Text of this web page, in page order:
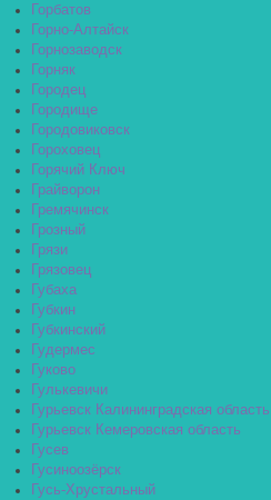
Горбатов
Горно-Алтайск
Горнозаводск
Горняк
Городец
Городище
Городовиковск
Гороховец
Горячий Ключ
Грайворон
Гремячинск
Грозный
Грязи
Грязовец
Губаха
Губкин
Губкинский
Гудермес
Гуково
Гулькевичи
Гурьевск Калининградская область
Гурьевск Кемеровская область
Гусев
Гусиноозёрск
Гусь-Хрустальный